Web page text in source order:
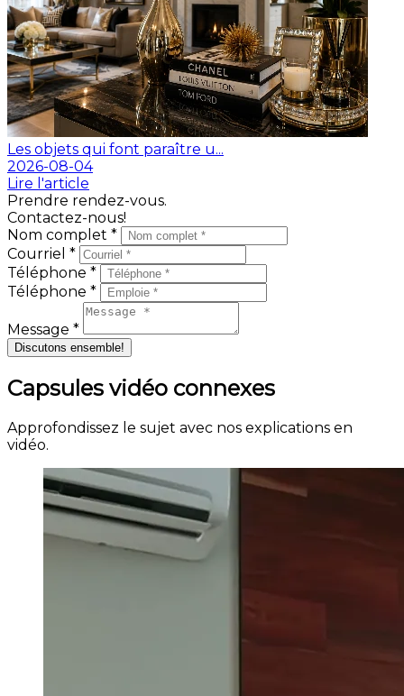
Les objets qui font paraître u...
2026-08-04
Lire l'article
Prendre rendez-vous.
Contactez-nous!
Nom complet *
Courriel *
Téléphone *
Téléphone *
Message *
Discutons ensemble!
Capsules vidéo connexes
Approfondissez le sujet avec nos explications en
vidéo.